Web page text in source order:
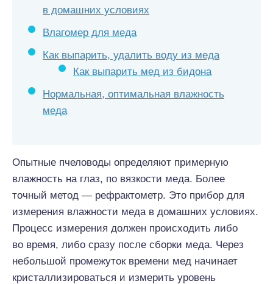
в домашних условиях
Влагомер для меда
Как выпарить, удалить воду из меда
Как выпарить мед из бидона
Нормальная, оптимальная влажность
меда
Опытные пчеловоды определяют примерную
влажность на глаз, по вязкости меда. Более
точный метод — рефрактометр. Это прибор для
измерения влажности меда в домашних условиях.
Процесс измерения должен происходить либо
во время, либо сразу после сборки меда. Через
небольшой промежуток времени мед начинает
кристаллизироваться и измерить уровень